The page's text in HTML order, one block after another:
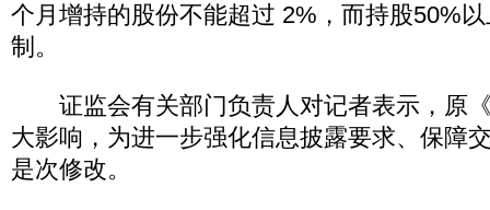
个月增持的股份不能超过 2%，而持股50%
制。
证监会有关部门负责人对记者表示，原
大影响，为进一步强化信息披露要求、保障
是次修改。